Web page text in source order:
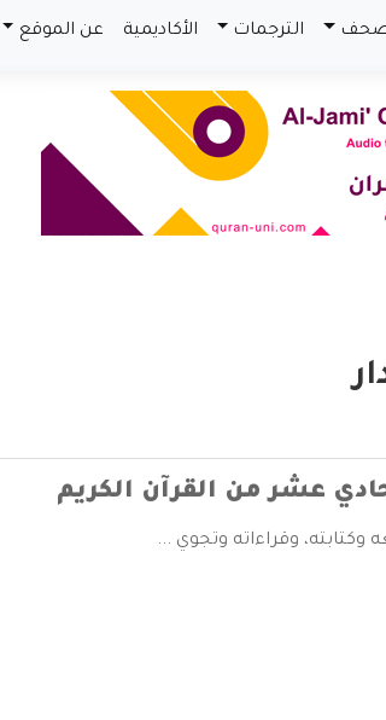
الترجمات الأكاديمية عن الموقع
عشر من القرآن الكريم
وكتابته، وقراءاته وتجوي ...